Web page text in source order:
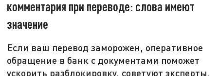
комментария при переводе: слова имеют
значение
Если ваш перевод заморожен, оперативное
обращение в банк с документами поможет
ускорить разблокировку, советуют эксперты.